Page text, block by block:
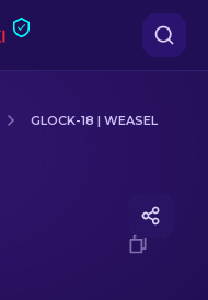
GLOCK-18 | WEASEL